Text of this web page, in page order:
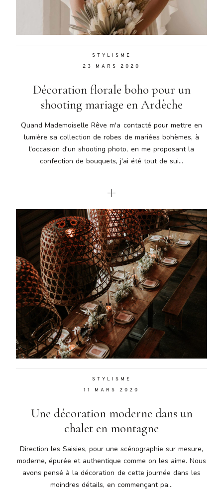
STYLISME
23 MARS 2020
Décoration florale boho pour un
shooting mariage en Ardèche
Quand Mademoiselle Rêve m'a contacté pour mettre en
lumière sa collection de robes de mariées bohèmes, à
l'occasion d'un shooting photo, en me proposant la
confection de bouquets, j'ai été tout de sui...
STYLISME
11 MARS 2020
Une décoration moderne dans un
chalet en montagne
Direction les Saisies, pour une scénographie sur mesure,
moderne, épurée et authentique comme on les aime. Nous
avons pensé à la décoration de cette journée dans les
moindres détails, en commençant pa...